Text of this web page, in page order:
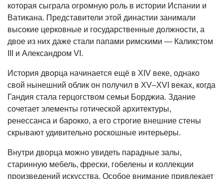
которая сыграла огромную роль в истории Испании и
Ватикана. Представители этой династии занимали
высокие церковные и государственные должности, а
двое из них даже стали папами римскими — Каликстом
III и Александром VI.
История дворца начинается ещё в XIV веке, однако
свой нынешний облик он получил в XV–XVI веках, когда
Гандия стала герцогством семьи Борджиа. Здание
сочетает элементы готической архитектуры,
ренессанса и барокко, а его строгие внешние стены
скрывают удивительно роскошные интерьеры.
Внутри дворца можно увидеть парадные залы,
старинную мебель, фрески, гобелены и коллекции
произведений искусства. Особое внимание привлекает